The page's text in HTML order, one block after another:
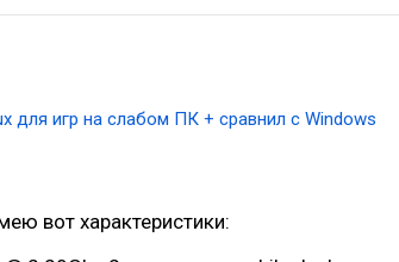
для игр на слабом ПК + сравнил с Windows
вот характеристики: